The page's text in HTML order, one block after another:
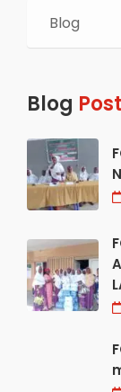
Blog
Blog